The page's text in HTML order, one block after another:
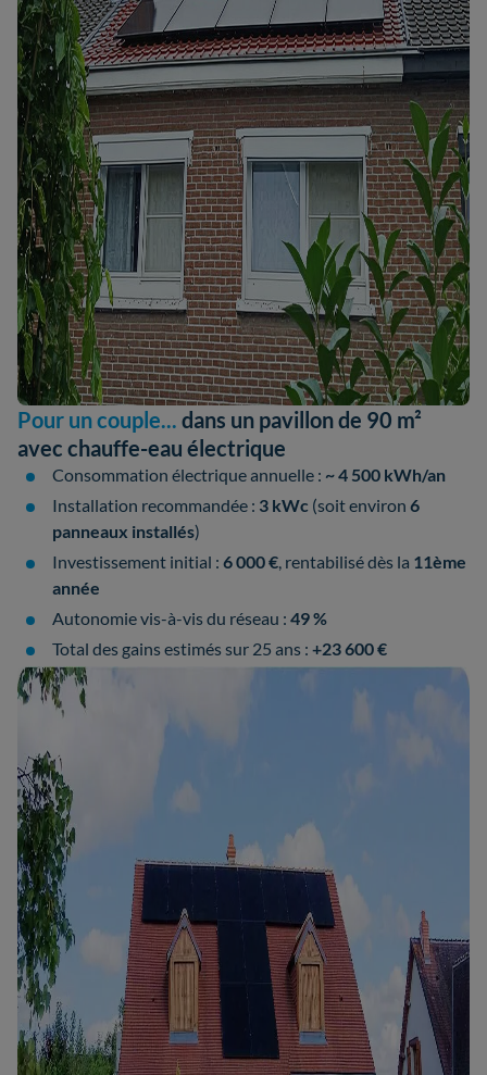
Pour un couple... dans un pavillon de 90 m²
avec chauffe-eau électrique
Consommation électrique annuelle : ~ 4 500 kWh/an
Installation recommandée : 3 kWc (soit environ 6
panneaux installés)
Investissement initial : 6 000 €, rentabilisé dès la 11ème
année
Autonomie vis-à-vis du réseau : 49 %
Total des gains estimés sur 25 ans : +23 600 €